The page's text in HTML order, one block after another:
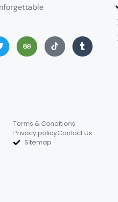
Terms & Conditions
Privacy policyContact Us
Sitemap